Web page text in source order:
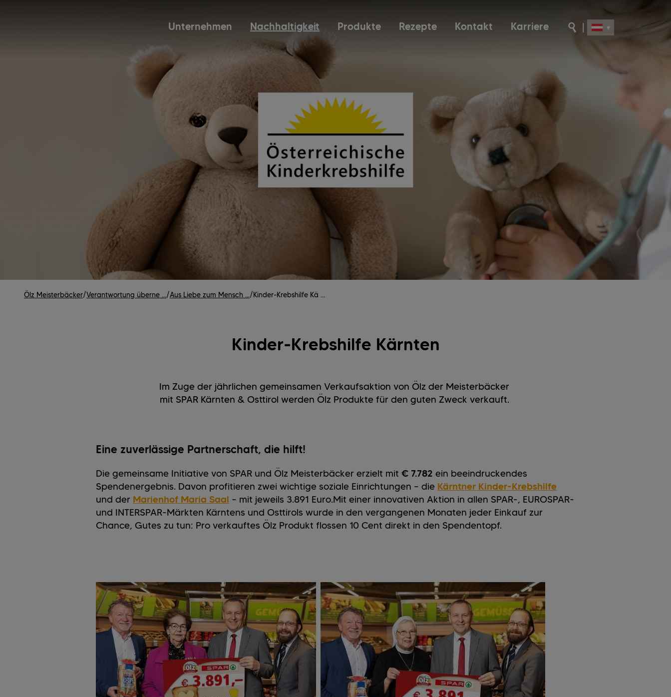
Unternehmen Nachhaltigkeit Produkte Rezepte Kontakt Karriere
Ölz Meisterbäcker/Verantwortung überne .../Aus Liebe zum Mensch .../Kinder-Krebshilfe Kä ...
Kinder-Krebshilfe Kärnten
Im Zuge der jährlichen gemeinsamen Verkaufsaktion von Ölz der Meisterbäcker
mit SPAR Kärnten & Osttirol werden Ölz Produkte für den guten Zweck verkauft.
Eine zuverlässige Partnerschaft, die hilft!
Die gemeinsame Initiative von SPAR und Ölz Meisterbäcker erzielt mit € 7.782 ein beeindruckendes
Spendenergebnis. Davon profitieren zwei wichtige soziale Einrichtungen – die Kärntner Kinder-Krebshilfe
und der Marienhof Maria Saal – mit jeweils 3.891 Euro.Mit einer innovativen Aktion in allen SPAR-, EUROSPAR-
und INTERSPAR-Märkten Kärntens und Osttirols wurde in den vergangenen Monaten jeder Einkauf zur
Chance, Gutes zu tun: Pro verkauftes Ölz Produkt flossen 10 Cent direkt in den Spendentopf.